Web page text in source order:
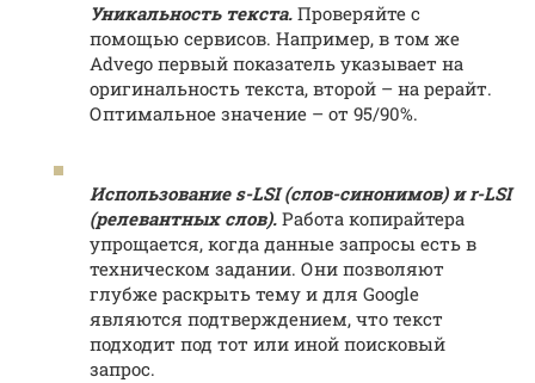
Уникальность текста. Проверяйте c
помощью сервисов. Например, в том же
Advego первый показатель указывает на
оригинальность текста, второй – на рерайт.
Оптимальное значение – от 95/90%.
Использование s-LSI (слов-синонимов) и r-LSI
(релевантных слов). Работа копирайтера
упрощается, когда данные запросы есть в
техническом задании. Они позволяют
глубже раскрыть тему и для Google
являются подтверждением, что текст
подходит под тот или иной поисковый
запрос.